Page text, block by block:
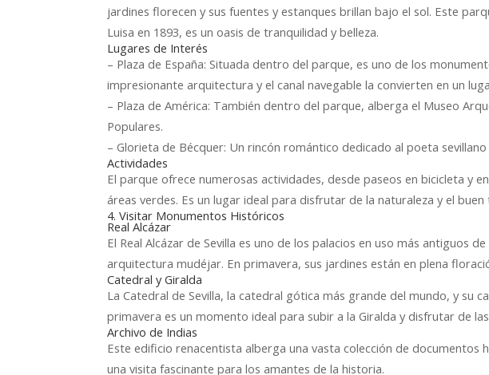
jardines florecen y sus fuentes y estanques brillan bajo el sol. Este
Luisa en 1893, es un oasis de tranquilidad y belleza.
Lugares de Interés
– Plaza de España: Situada dentro del parque, es uno de los
impresionante arquitectura y el canal navegable la convierten en un
– Plaza de América: También dentro del parque, alberga el Museo
Populares.
– Glorieta de Bécquer: Un rincón romántico dedicado al poeta
Actividades
El parque ofrece numerosas actividades, desde paseos en bicicleta y
áreas verdes. Es un lugar ideal para disfrutar de la naturaleza y el buen
4. Visitar Monumentos Históricos
Real Alcázar
El Real Alcázar de Sevilla es uno de los palacios en uso más antiguos
arquitectura mudéjar. En primavera, sus jardines están en plena
Catedral y Giralda
La Catedral de Sevilla, la catedral gótica más grande del mundo, y su
primavera es un momento ideal para subir a la Giralda y disfrutar de
Archivo de Indias
Este edificio renacentista alberga una vasta colección de documentos
una visita fascinante para los amantes de la historia.